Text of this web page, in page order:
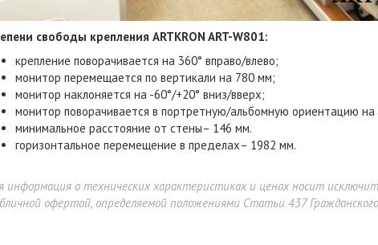
свободы крепления ARTKRON ART-W801:
крепление поворачивается на 360° вправо/влево;
монитор перемещается по вертикали на 780 мм;
монитор наклоняется на -60°/+20° вниз/вверх;
монитор поворачивается в портретную/альбомную ориентацию на
минимальное расстояние от стены– 146 мм.
горизонтальное перемещение в пределах– 1982 мм.
информация о технических характеристиках и ценах носит
офертой, определяемой положениями Статьи 437